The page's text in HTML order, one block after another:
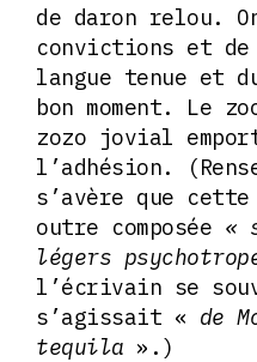
de daron relou.
convictions et de
langue tenue et
bon moment. Le
zozo jovial
l’adhésion.
s’avère que
outre composée «
légers
l’écrivain se
s’agissait « de
tequila ».)